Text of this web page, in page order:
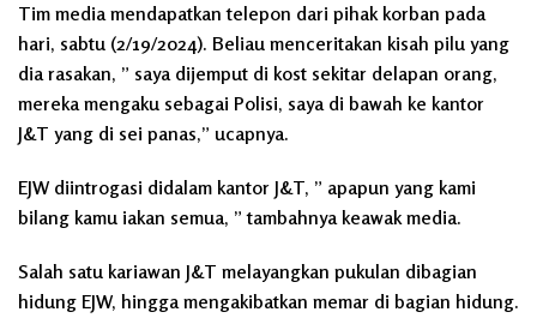
Tim media mendapatkan telepon dari pihak korban pada
hari, sabtu (2/19/2024). Beliau menceritakan kisah pilu yang
dia rasakan, ” saya dijemput di kost sekitar delapan orang,
mereka mengaku sebagai Polisi, saya di bawah ke kantor
J&T yang di sei panas,” ucapnya.
EJW diintrogasi didalam kantor J&T, ” apapun yang kami
bilang kamu iakan semua, ” tambahnya keawak media.
Salah satu kariawan J&T melayangkan pukulan dibagian
hidung EJW, hingga mengakibatkan memar di bagian hidung.